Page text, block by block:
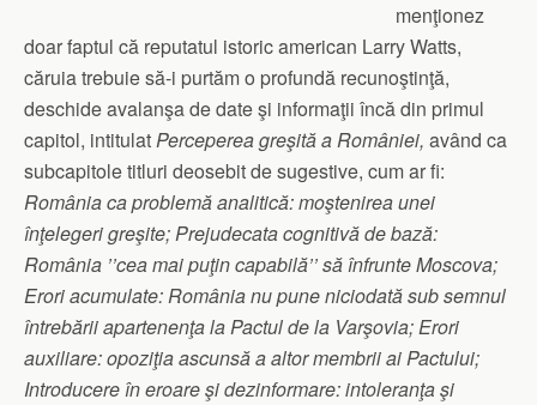
menţionez
doar faptul că reputatul istoric american Larry Watts,
căruia trebuie să-i purtăm o profundă recunoştinţă,
deschide avalanşa de date şi informaţii încă din primul
capitol, intitulatPerceperea greşită a României, având ca
subcapitole titluri deosebit de sugestive, cum ar fi:
România ca problemă analitică: moştenirea unei
înţelegeri greşite; Prejudecata cognitivă de bază:
România ’’cea mai puţin capabilă’’ să înfrunte Moscova;
Erori acumulate: România nu pune niciodată sub semnul
întrebării apartenenţa la Pactul de la Varşovia; Erori
auxiliare: opoziţia ascunsă a altor membrii ai Pactului;
Introducere în eroare şi dezinformare: intoleranţa şi